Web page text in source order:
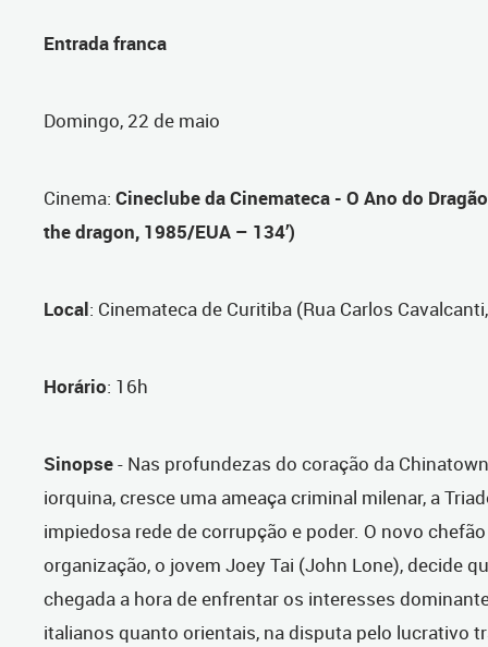
Entrada franca
Domingo, 22 de maio
Cinema: Cineclube da Cinemateca - O Ano do
the dragon, 1985/EUA – 134’)
Local: Cinemateca de Curitiba (Rua Carlos
Horário: 16h
Sinopse- Nas profundezas do coração da
iorquina, cresce uma ameaça criminal milenar, a
impiedosa rede de corrupção e poder. O novo
organização, o jovem Joey Tai (John Lone), decide
chegada a hora de enfrentar os interesses
italianos quanto orientais, na disputa pelo lucrativo